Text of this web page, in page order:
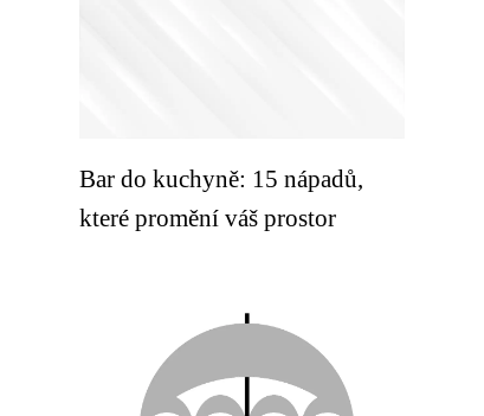
Bar do kuchyně: 15 nápadů,
které promění váš prostor